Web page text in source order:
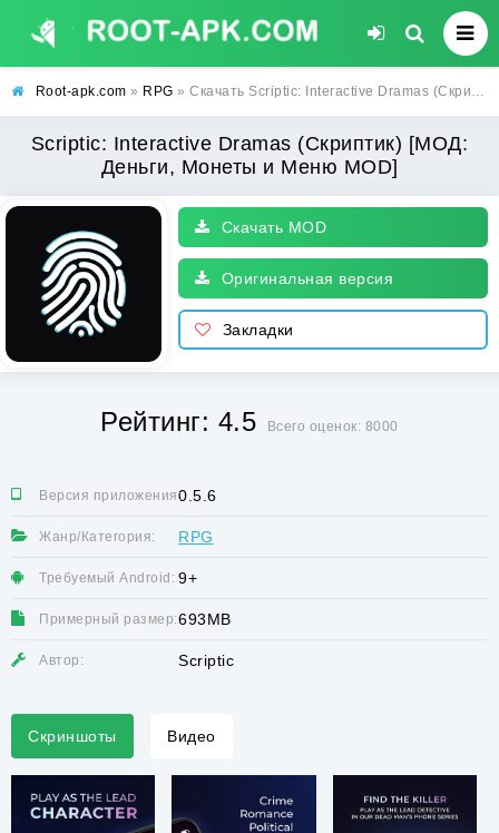
Root-apk.com » RPG » Скачать Scriptic: Interactive Dramas (Скриптик) [МОД: Деньги, Монеты и Меню MOD] | Взлом Scriptic: Interactive Dramas на Андроид
Scriptic: Interactive Dramas (Скриптик) [МОД:
Деньги, Монеты и Меню MOD]
Скачать MOD
Оригинальная версия
Закладки
Рейтинг: 4.5 Всего оценок: 8000
Версия приложения:0.5.6
Жанр/Категория: RPG
Требуемый Android: 9+
Примерный размер:693MB
Автор: Scriptic
Скриншоты Видео